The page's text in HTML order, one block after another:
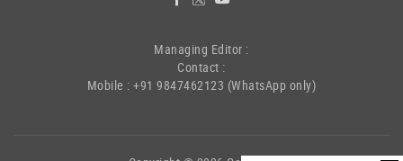
Managing Editor :
Contact :
Mobile : +91 9847462123 (WhatsApp only)